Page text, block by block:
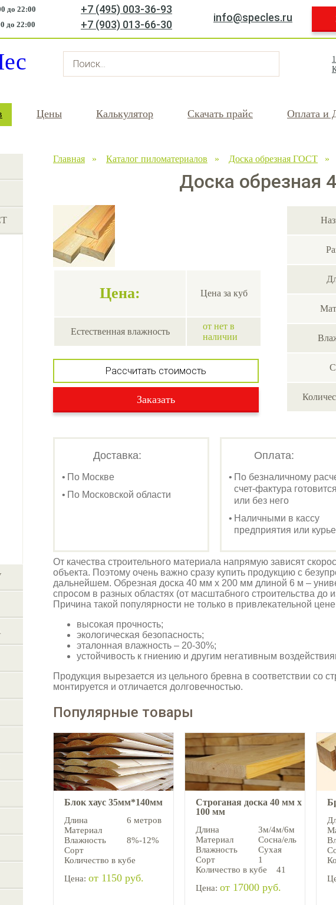
до 22:00
до 22:00
+7 (495) 003-36-93
+7 (903) 013-66-30
info@specles.ru
Цены Калькулятор Скачать прайс Оплата и
Главная » Каталог пиломатериалов » Доска обрезная ГОСТ »
Доска обрезная
Цена: Цена за куб
Естественная влажность
от нет в
наличии
Рассчитать стоимость
Заказать
Доставка:
По Москве
По Московской области
Оплата:
По безналичному
счет-фактура
или без него
Наличными в кассу
предприятия или
От качества строительного материала напрямую зависят
объекта. Поэтому очень важно сразу купить продукцию с
дальнейшем. Обрезная доска 40 мм х 200 мм длиной 6 м –
спросом в разных областях (от масштабного строительства до
Причина такой популярности не только в привлекательной
высокая прочность;
экологическая безопасность;
эталонная влажность – 20-30%;
устойчивость к гниению и другим негативным
Продукция вырезается из цельного бревна в соответствии со
монтируется и отличается долговечностью.
Популярные товары
Блок хаус 35мм*140мм
Длина
6 метров
Материал
Влажность
8%-12%
Сорт
Количество в кубе
Цена: от 1150 руб.
Строганая доска 40 мм х
100 мм
Длина
3м/4м/6м
Материал
Сосна/ель
Влажность
Сухая
Сорт
1
Количество в кубе
41
Цена: от 17000 руб.